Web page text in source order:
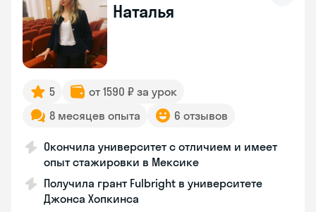
Наталья
5
от 1590 ₽ за урок
8 месяцев опыта
6 отзывов
Окончила университет с отличием и имеет
опыт стажировки в Мексике
Получила грант Fulbright в университете
Джонса Хопкинса